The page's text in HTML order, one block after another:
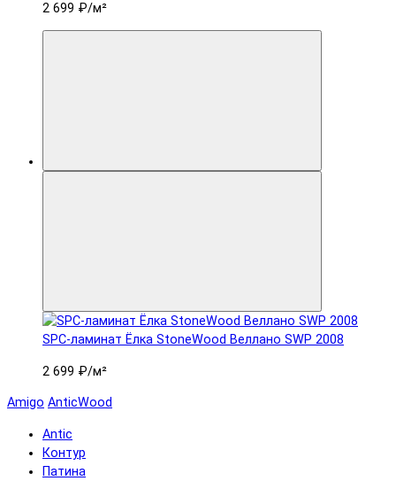
2 699 ₽/м²
SPC-ламинат Ëлка StoneWood Веллано SWP 2008
2 699 ₽/м²
Amigo AnticWood
Antic
Контур
Патина